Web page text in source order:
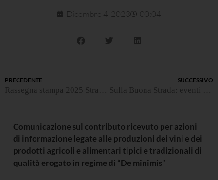
Dicembre 4, 2023 00:04
PRECEDENTE
Rassegna stampa 2025 Strada della Romagna
SUCCESSIVO
Sulla Buona Strada: eventi 2024
Comunicazione sul contributo ricevuto per azioni
di informazione legate alle produzioni dei vini e dei
prodotti agricoli e alimentari tipici e tradizionali di
qualità erogato in regime di “De minimis”